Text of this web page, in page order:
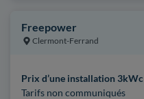
Freepower
Clermont-Ferrand
Prix d’une installation 3kWc
Tarifs non communiqués